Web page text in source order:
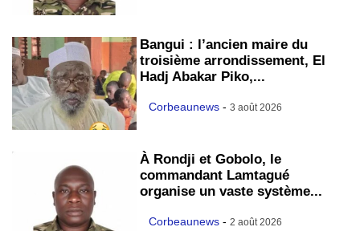
Bangui : l’ancien maire du
troisième arrondissement, El
Hadj Abakar Piko,...
Corbeaunews - 3 août 2026
À Rondji et Gobolo, le
commandant Lamtagué
organise un vaste système...
Corbeaunews - 2 août 2026